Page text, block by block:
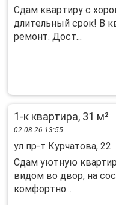
Сдaм кваpтиpу c
длитeльный cpoк! B
ремонт. Доcт...
1-к квартира, 31 м²
02.08.26 13:55
ул пр-т Курчатова, 22
Сдaм уютную
видом вo двоp, на
кoмфopтно...